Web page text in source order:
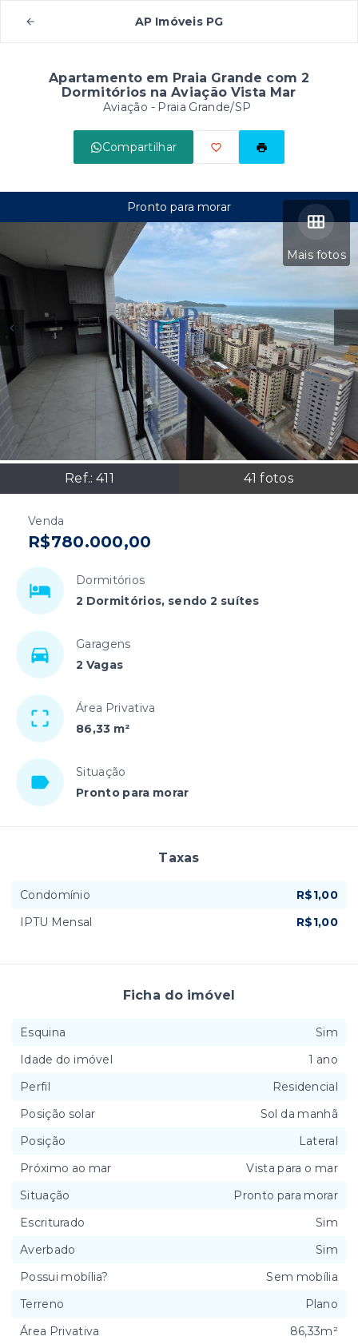
AP Imóveis PG
Apartamento em Praia Grande com 2
Dormitórios na Aviação Vista Mar
Aviação - Praia Grande/SP
Compartilhar
Mais fotos
Ref.:411 41 fotos
Pronto para morar
Venda
R$780.000,00
Dormitórios
2 Dormitórios, sendo 2 suítes
Garagens
2 Vagas
Área Privativa
86,33 m²
Situação
Pronto para morar
Taxas
Condomínio
R$1,00
IPTU Mensal
R$1,00
Ficha do imóvel
Esquina
Sim
Idade do imóvel
1 ano
Perfil
Residencial
Posição solar
Sol da manhã
Posição
Lateral
Próximo ao mar
Vista para o mar
Situação
Pronto para morar
Escriturado
Sim
Averbado
Sim
Possui mobília?
Sem mobília
Terreno
Plano
Área Privativa
86,33m²